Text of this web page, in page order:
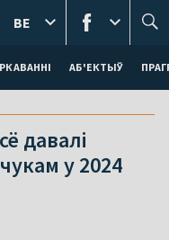
АБ'ЕКТЫЎ
BE
давалі
у 2024